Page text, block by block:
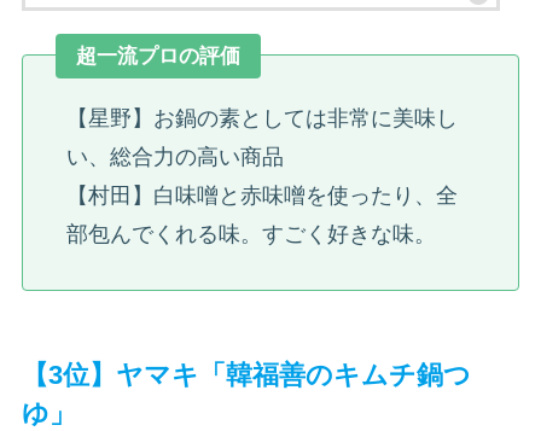
超一流プロの評価
【星野】お鍋の素としては非常に美味し
い、総合力の高い商品
【村田】白味噌と赤味噌を使ったり、全
部包んでくれる味。すごく好きな味。
【3位】ヤマキ「韓福善のキムチ鍋つ
ゆ」